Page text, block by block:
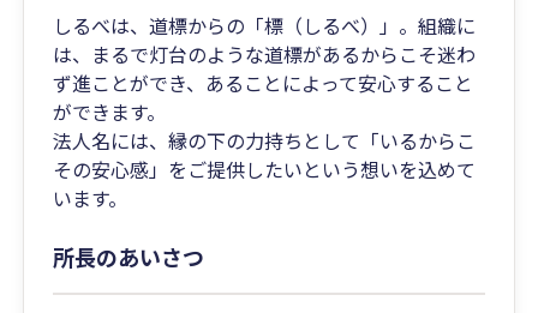
しるべは、道標からの「標（しるべ）」。組織に
は、まるで灯台のような道標があるからこそ迷わ
ず進ことができ、あることによって安心すること
ができます。
法人名には、縁の下の力持ちとして「いるからこ
その安心感」をご提供したいという想いを込めて
います。
所長のあいさつ